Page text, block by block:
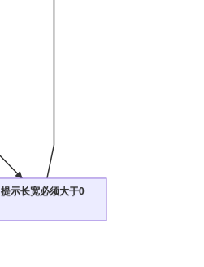
提示长宽必须大于0